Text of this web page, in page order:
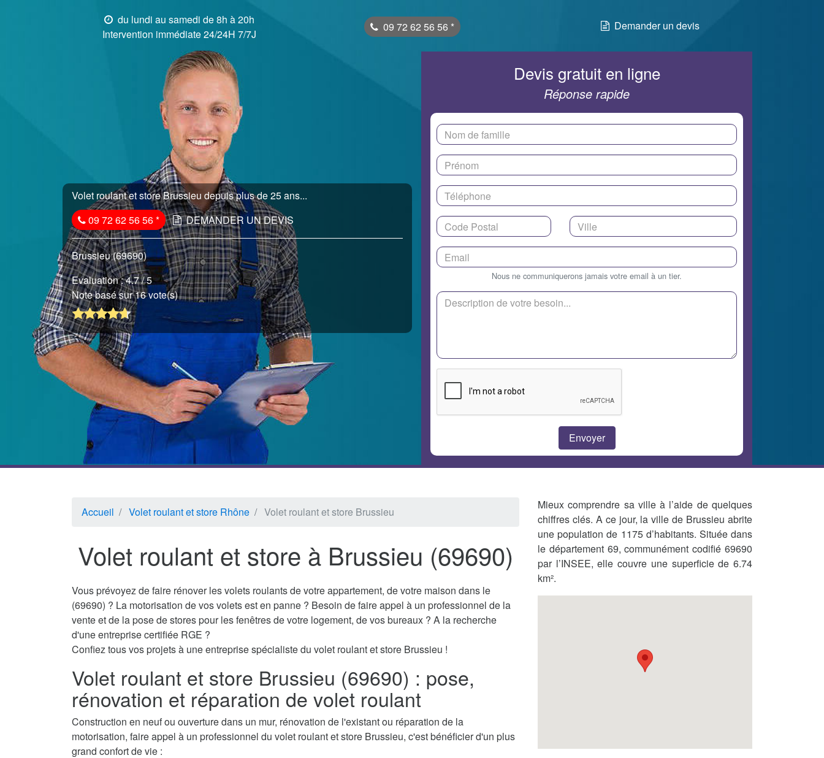
du lundi au samedi de 8h à 20h
Intervention immédiate 24/24H 7/7J
09 72 62 56 56 * Demander un devis
Volet roulant et store Brussieu depuis plus de 25 ans...
09 72 62 56 56* DEMANDER UN DEVIS
Brussieu (69690)
Evaluation :4.7/ 5
Note basé sur 16 vote(s)
Devis gratuit en ligne
Réponse rapide
Nous ne communiquerons jamais votre email à un tier.
Accueil Volet roulant et store Rhône Volet roulant et store Brussieu
Volet roulant et store à Brussieu (69690)
Vous prévoyez de faire rénover les volets roulants de votre appartement, de votre maison dans le
(69690) ? La motorisation de vos volets est en panne ? Besoin de faire appel à un professionnel de la
vente et de la pose de stores pour les fenêtres de votre logement, de vos bureaux ? A la recherche
d'une entreprise certifiée RGE ?
Confiez tous vos projets à une entreprise spécialiste du volet roulant et store Brussieu !
Volet roulant et store Brussieu (69690) : pose,
rénovation et réparation de volet roulant
Construction en neuf ou ouverture dans un mur, rénovation de l'existant ou réparation de la
motorisation, faire appel à un professionnel du volet roulant et store Brussieu, c'est bénéficier d'un plus
grand confort de vie :
Mieux comprendre sa ville à l’aide de quelques
chiffres clés. A ce jour, la ville de Brussieu abrite
une population de 1175 d’habitants. Située dans
le département 69, communément codifié 69690
par l’INSEE, elle couvre une superficie de 6.74
km².